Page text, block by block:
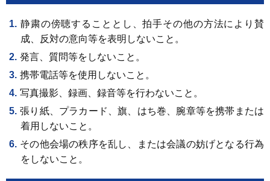
静粛の傍聴することとし、拍手その他の方法により賛
成、反対の意向等を表明しないこと。
発言、質問等をしないこと。
携帯電話等を使用しないこと。
写真撮影、録画、録音等を行わないこと。
張り紙、プラカード、旗、はち巻、腕章等を携帯または
着用しないこと。
その他会場の秩序を乱し、または会議の妨げとなる行為
をしないこと。